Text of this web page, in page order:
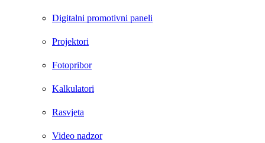
Digitalni promotivni paneli
Projektori
Fotopribor
Kalkulatori
Rasvjeta
Video nadzor